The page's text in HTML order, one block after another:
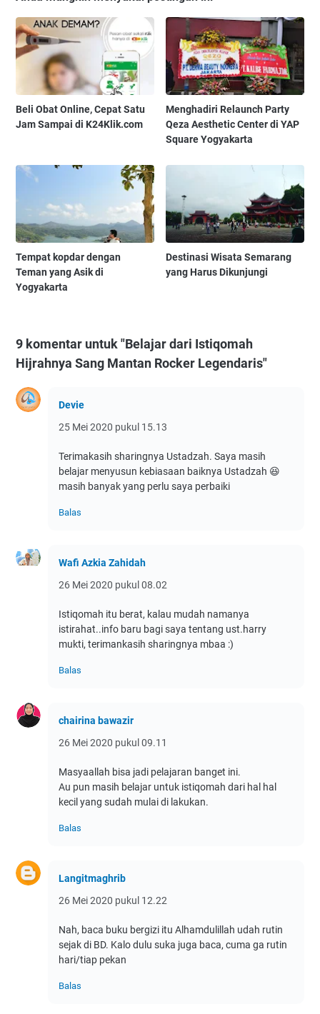
Beli Obat Online, Cepat Satu
Jam Sampai di K24Klik.com
Menghadiri Relaunch Party
Qeza Aesthetic Center di YAP
Square Yogyakarta
Tempat kopdar dengan
Teman yang Asik di
Yogyakarta
Destinasi Wisata Semarang
yang Harus Dikunjungi
9 komentar untuk "Belajar dari Istiqomah
Hijrahnya Sang Mantan Rocker Legendaris"
Devie
25 Mei 2020 pukul 15.13
Terimakasih sharingnya Ustadzah. Saya masih
belajar menyusun kebiasaan baiknya Ustadzah 😆
masih banyak yang perlu saya perbaiki
Balas
Wafi Azkia Zahidah
26 Mei 2020 pukul 08.02
Istiqomah itu berat, kalau mudah namanya
istirahat..info baru bagi saya tentang ust.harry
mukti, terimankasih sharingnya mbaa :)
Balas
chairina bawazir
26 Mei 2020 pukul 09.11
Masyaallah bisa jadi pelajaran banget ini.
Au pun masih belajar untuk istiqomah dari hal hal
kecil yang sudah mulai di lakukan.
Balas
Langitmaghrib
26 Mei 2020 pukul 12.22
Nah, baca buku bergizi itu Alhamdulillah udah rutin
sejak di BD. Kalo dulu suka juga baca, cuma ga rutin
hari/tiap pekan
Balas